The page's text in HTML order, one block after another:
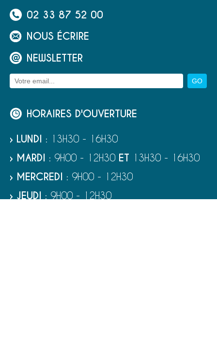
02 33 87 52 00
NOUS ÉCRIRE
NEWSLETTER
HORAIRES D'OUVERTURE
› LUNDI : 13H30 - 16H30
› MARDI : 9H00 - 12H30 ET 13H30 - 16H30
› MERCREDI : 9H00 - 12H30
› JEUDI : 9H00 - 12H30